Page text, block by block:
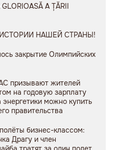
A ȚĂRII
НАШЕЙ СТРАНЫ!
закрытие Олимпийских
призывают жителей
на годовую зарплату
можно купить
правительства
бизнес-классом:
Драгу и член